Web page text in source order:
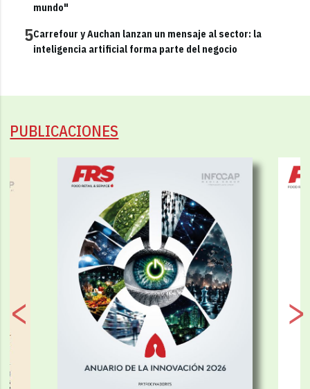
mundo"
5Carrefour y Auchan lanzan un mensaje al sector: la
inteligencia artificial forma parte del negocio
PUBLICACIONES